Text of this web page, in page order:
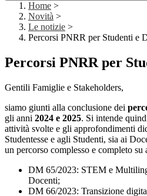
Home >
Novità >
Le notizie >
Percorsi PNRR per Studenti e
Percorsi PNRR per
Gentili Famiglie e Stakeholders,
siamo giunti alla conclusione dei
gli anni 2024 e 2025. Si intende
attività svolte e gli approfondimenti
Studentesse e agli Studenti, sia ai
un percorso complesso e completo
DM 65/2023: STEM e
Docenti;
DM 66/2023: Transizione